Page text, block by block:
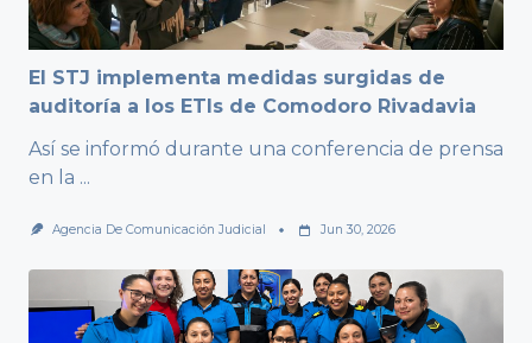
El STJ implementa medidas surgidas de
auditoría a los ETIs de Comodoro Rivadavia
Así se informó durante una conferencia de prensa
en la ...
Agencia De Comunicación Judicial Jun 30, 2026